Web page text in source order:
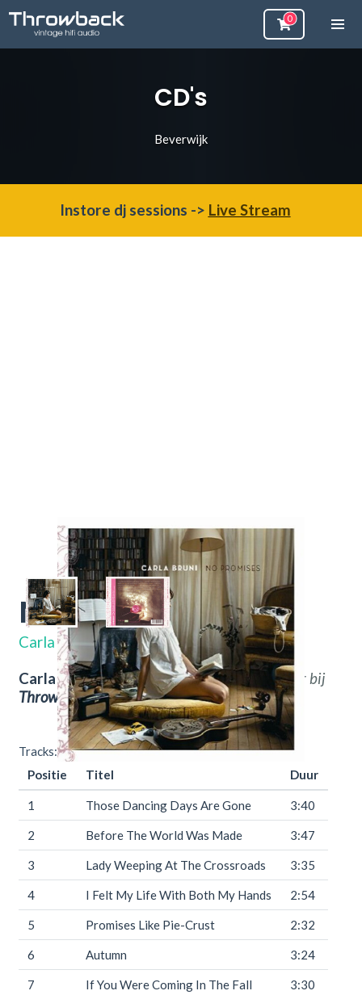
CD's
Beverwijk
Instore dj sessions -> Live Stream
No Promises NV811412
Carla Bruni
Carla Bruni – No Promises. Nu verkrijgbaar bij
ThrowbackVintage Hifi & Vinyl.
Tracks:
Positie
Titel Duur
1 Those Dancing Days Are Gone 3:40
2 Before The World Was Made 3:47
3 Lady Weeping At The Crossroads 3:35
4 I Felt My Life With Both My Hands 2:54
5 Promises Like Pie-Crust 2:32
6 Autumn 3:24
7 If You Were Coming In The Fall 3:30